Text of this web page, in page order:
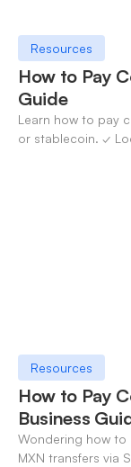
Resources
How to Pay
Guide
Learn how to pay
or stablecoin. ✓
Resources
How to Pay
Business
Wondering how to
MXN transfers via